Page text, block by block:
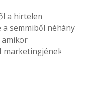
a hirtelen
semmiből néhány
amikor
marketingjének